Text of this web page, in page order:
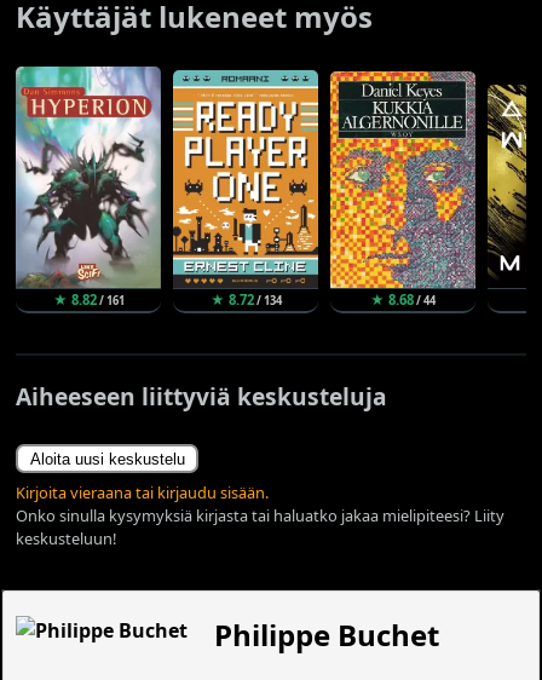
Käyttäjät lukeneet myös
★ 8.82/ 161 ★ 8.72/ 134 ★ 8.68/ 44
Aiheeseen liittyviä keskusteluja
Aloita uusi keskustelu
Kirjoita vieraana tai kirjaudu sisään.
Onko sinulla kysymyksiä kirjasta tai haluatko jakaa mielipiteesi? Liity
keskusteluun!
Philippe Buchet